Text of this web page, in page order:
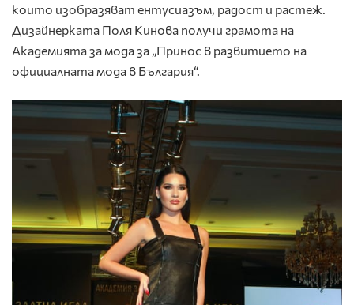
които изобразяват ентусиазъм, радост и растеж.
Дизайнерката Поля Кинова получи грамота на
Академията за мода за „Принос в развитието на
официалната мода в България“.